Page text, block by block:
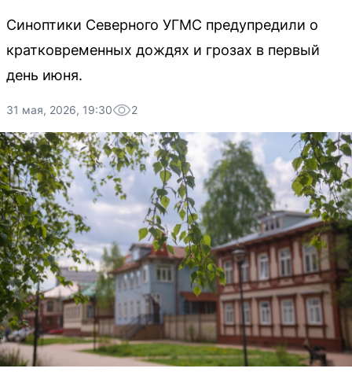
Синоптики Северного УГМС предупредили о
кратковременных дождях и грозах в первый
день июня.
31 мая, 2026, 19:30 2